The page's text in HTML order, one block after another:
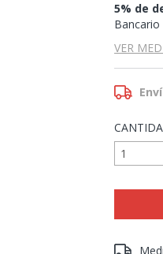
5% de
Bancario
VER
Entregas